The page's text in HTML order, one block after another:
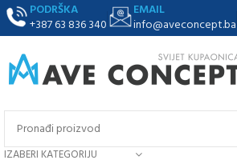
PODRŠKA
+387 63 836 340
EMAIL
info@aveconcept.ba
IZABERI KATEGORIJU